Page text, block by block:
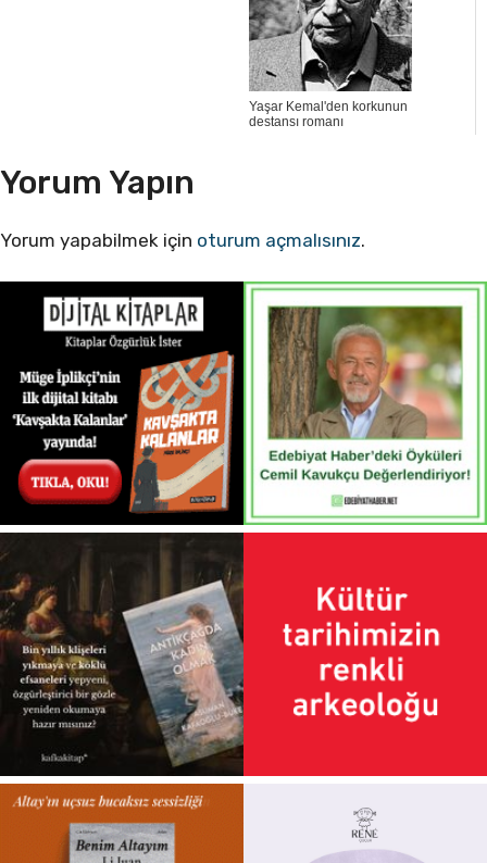
Yaşar Kemal'den korkunun
destansı romanı
Yorum Yapın
Yorum yapabilmek için oturum açmalısınız.